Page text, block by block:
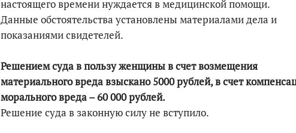
настоящего времени нуждается в медицинской помощи.
Данные обстоятельства установлены материалами дела и
показаниями свидетелей.
Решением суда в пользу женщины в счет возмещения
материального вреда взыскано 5000 рублей, в счет
морального вреда – 60 000 рублей.
Решение суда в законную силу не вступило.